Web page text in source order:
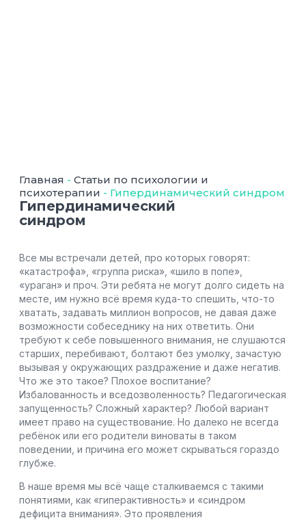
Главная - Статьи по психологии и
психотерапии - Гипердинамический синдром
Гипердинамический
синдром
Все мы встречали детей, про которых говорят:
«катастрофа», «группа риска», «шило в попе»,
«ураган» и проч. Эти ребята не могут долго сидеть на
месте, им нужно всё время куда-то спешить, что-то
хватать, задавать миллион вопросов, не давая даже
возможности собеседнику на них ответить. Они
требуют к себе повышенного внимания, не слушаются
старших, перебивают, болтают без умолку, зачастую
вызывая у окружающих раздражение и даже негатив.
Что же это такое? Плохое воспитание?
Избалованность и вседозволенность? Педагогическая
запущенность? Сложный характер? Любой вариант
имеет право на существование. Но далеко не всегда
ребёнок или его родители виноваты в таком
поведении, и причина его может скрываться гораздо
глубже.
В наше время мы всё чаще сталкиваемся с такими
понятиями, как «гиперактивность» и «синдром
дефицита внимания». Это проявления